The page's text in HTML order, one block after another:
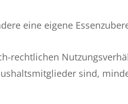
eine eigene
rechtlichen
sind,